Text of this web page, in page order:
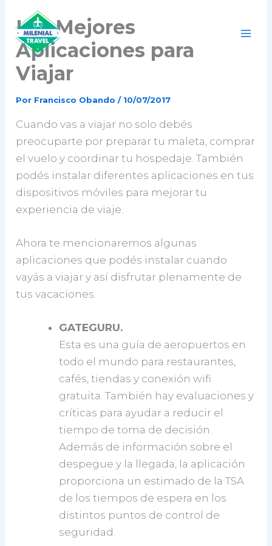
contenido
Las Mejores
Aplicaciones para
Viajar
Por Francisco Obando/ 10/07/2017
Cuando vas a viajar no solo debés
preocuparte por preparar tu maleta, comprar
el vuelo y coordinar tu hospedaje. También
podés instalar diferentes aplicaciones en tus
dispositivos móviles para mejorar tu
experiencia de viaje.
Ahora te mencionaremos algunas
aplicaciones que podés instalar cuando
vayás a viajar y así disfrutar plenamente de
tus vacaciones.
GATEGURU.
Esta es una guía de aeropuertos en
todo el mundo para restaurantes,
cafés, tiendas y conexión wifi
gratuita. También hay evaluaciones y
críticas para ayudar a reducir el
tiempo de toma de decisión.
Además de información sobre el
despegue y la llegada, la aplicación
proporciona un estimado de la TSA
de los tiempos de espera en los
distintos puntos de control de
seguridad.